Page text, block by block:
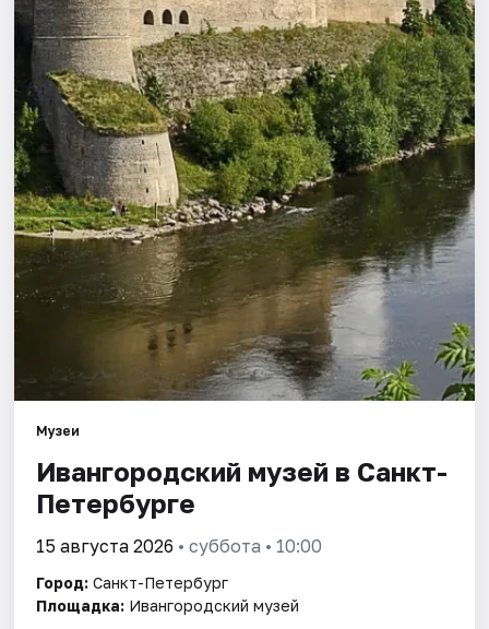
Города
Площадки
Артисты
Рейтинги
Музеи
Ивангородский музей в Санкт-
Петербурге
15 августа 2026 • суббота • 10:00
Город: Санкт-Петербург
Площадка: Ивангородский музей